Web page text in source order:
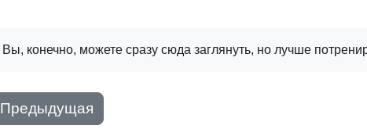
Вы, конечно, можете сразу сюда заглянуть, но лучше
Предыдущая